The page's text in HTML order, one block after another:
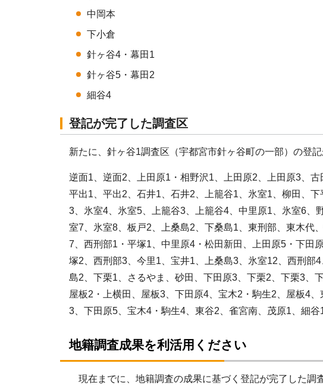
中岡本
下小倉
針ヶ谷4・幕田1
針ヶ谷5・幕田2
細谷4
登記が完了した調査区
新たに、針ヶ谷1調査区（宇都宮市針ヶ谷町の一部）の登記
逆面1、逆面2、上田原1・相野沢1、上田原2、上田原3、
平出1、平出2、石井1、石井2、上籠谷1、氷室1、柳田、
3、氷室4、氷室5、上籠谷3、上籠谷4、中里原1、氷室6
室7、氷室8、板戸2、上桑島2、下桑島1、東刑部、東木代
7、西刑部1・平塚1、中里原4・松田新田、上田原5・下田
塚2、西刑部3、今里1、宝井1、上桑島3、氷室12、西刑
島2、下栗1、さるやま、砂田、下田原3、下栗2、下栗3、
屋板2・上横田、屋板3、下田原4、宝木2・駒生2、屋板4
3、下田原5、宝木4・駒生4、東谷2、雀宮南、茂原1、細
地籍調査成果を利活用ください
現在までに、地籍調査の成果に基づく登記が完了した調